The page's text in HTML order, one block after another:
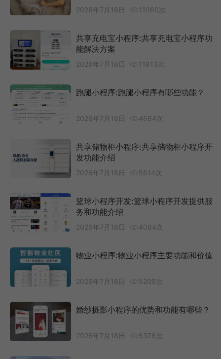
2026年7月18日 11060次
共享充电宝小程序:共享充电宝小程序功
能解决方案
2026年7月18日 11813次
跑腿小程序:跑腿小程序有哪些功能？
2026年7月18日 4664次
共享储物柜小程序:共享储物柜小程序开
发功能介绍
2026年7月18日 5614次
篮球小程序开发:篮球小程序开发提供服
务和功能介绍
2026年7月18日 4084次
物业小程序:物业小程序主要功能和价值
2026年7月18日 5209次
婚纱摄影小程序的优势和功能有哪些？
2026年7月18日 5376次